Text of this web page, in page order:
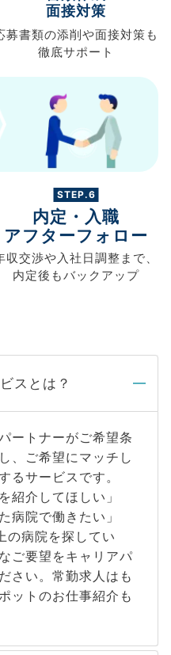
面接対策
募書類の添削や面接対策も
徹底サポート
STEP.6
内定・入職
アフターフォロー
収交渉や入社日調整まで、
内定後もバックアップ
スとは？
ートナーがご希望条
、ご希望にマッチし
るサービスです。
紹介してほしい」
病院で働きたい」
の病院を探してい
ご要望をキャリアパ
さい。常勤求人はも
ットのお仕事紹介も